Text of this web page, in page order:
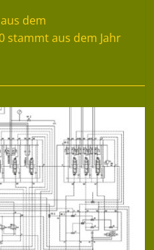
dem
stammt aus dem Jahr